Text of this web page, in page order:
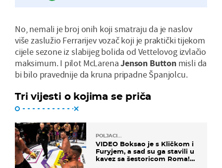
No, nemali je broj onih koji smatraju da je naslov
više zaslužio Ferrarijev vozač koji je praktički tijekom
cijele sezone iz slabijeg bolida od Vettelovog izvlačio
maksimum. I pilot McLarenaJenson Buttonmisli da
bi bilo pravednije da kruna pripadne Španjolcu.
Tri vijesti o kojima se priča
POLJACI...
VIDEO Boksao je s Kličkom i
Furyjem, a sad su ga stavili u
kavez sa šestoricom Roma!